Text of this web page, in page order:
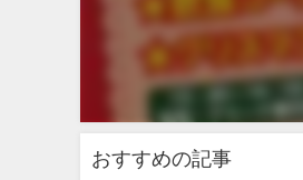
おすすめの記事